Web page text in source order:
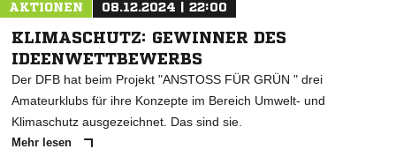
AKTIONEN 08.12.2024 | 22:00
KLIMASCHUTZ: GEWINNER DES
IDEENWETTBEWERBS
Der DFB hat beim Projekt "ANSTOSS FÜR GRÜN " drei
Amateurklubs für ihre Konzepte im Bereich Umwelt- und
Klimaschutz ausgezeichnet. Das sind sie.
Mehr lesen